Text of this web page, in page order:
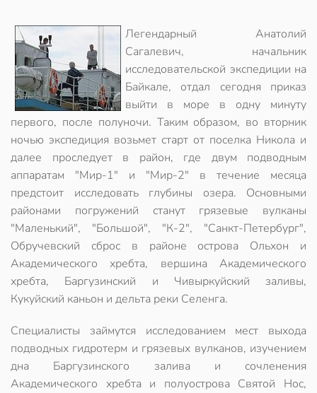
Легендарный Анатолий
Сагалевич, начальник
исследовательской экспедиции на
Байкале, отдал сегодня приказ
выйти в море в одну минуту
первого, после полуночи. Таким образом, во вторник
ночью экспедиция возьмет старт от поселка Никола и
далее проследует в район, где двум подводным
аппаратам "Мир-1" и "Мир-2" в течение месяца
предстоит исследовать глубины озера. Основными
районами погружений станут грязевые вулканы
"Маленький", "Большой", "К-2", "Санкт-Петербург",
Обручевский сброс в районе острова Ольхон и
Академического хребта, вершина Академического
хребта, Баргузинский и Чивыркуйский заливы,
Кукуйский каньон и дельта реки Селенга.
Специалисты займутся исследованием мест выхода
подводных гидротерм и грязевых вулканов, изучением
дна Баргузинского залива и сочленения
Академического хребта и полуострова Святой Нос,